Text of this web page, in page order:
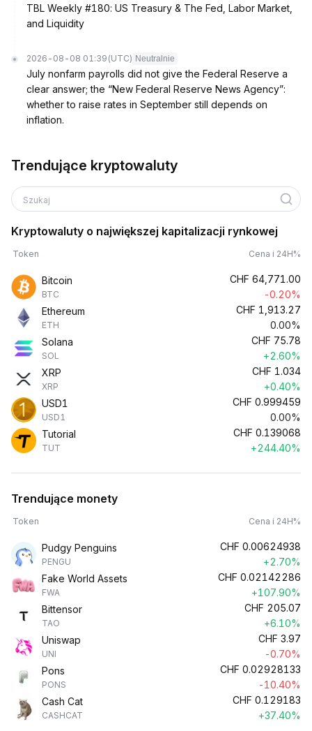
TBL Weekly #180: US Treasury & The Fed, Labor Market,
and Liquidity
2026-08-08 01:39 (UTC) Neutralnie
July nonfarm payrolls did not give the Federal Reserve a
clear answer; the “New Federal Reserve News Agency”:
whether to raise rates in September still depends on
inflation.
Trendujące kryptowaluty
Szukaj
Kryptowaluty o największej kapitalizacji rynkowej
Token Cena i 24H%
Bitcoin
BTC
CHF 64,771.00
-0.20%
Ethereum
ETH
CHF 1,913.27
0.00%
Solana
SOL
CHF 75.78
+2.60%
XRP
XRP
CHF 1.034
+0.40%
USD1
USD1
CHF 0.999459
0.00%
Tutorial
TUT
CHF 0.139068
+244.40%
Trendujące monety
Token Cena i 24H%
Pudgy Penguins
PENGU
CHF 0.00624938
+2.70%
Fake World Assets
FWA
CHF 0.02142286
+107.90%
Bittensor
TAO
CHF 205.07
+6.10%
Uniswap
UNI
CHF 3.97
-0.70%
Pons
PONS
CHF 0.02928133
-10.40%
Cash Cat
CASHCAT
CHF 0.129183
+37.40%